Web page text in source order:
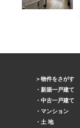
物件をさがす
新築一戸建て
中古一戸建て
マンション
土 地